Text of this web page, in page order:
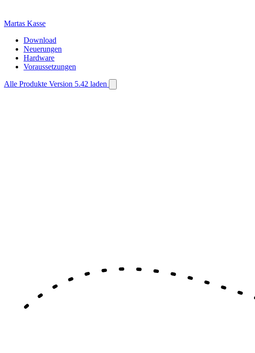
Martas Kasse
Download
Neuerungen
Hardware
Voraussetzungen
Alle Produkte Version 5.42 laden